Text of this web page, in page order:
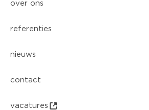
over ons
referenties
nieuws
contact
vacatures